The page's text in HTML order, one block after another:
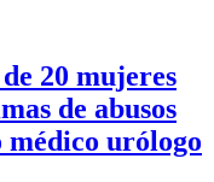
20 mujeres
de abusos
médico urólogo